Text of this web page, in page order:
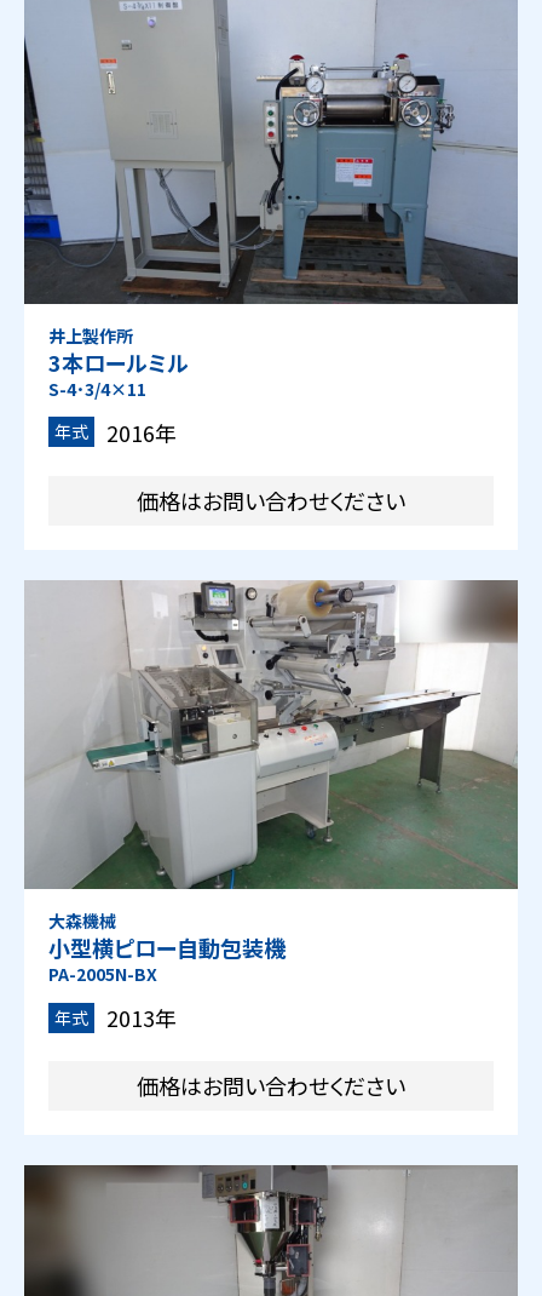
井上製作所
3本ロールミル
S-4･3/4×11
年式
2016年
価格はお問い合わせください
大森機械
小型横ピロー自動包装機
PA-2005N-BX
年式
2013年
価格はお問い合わせください